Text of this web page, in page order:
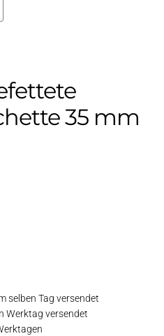
35 mm
selben Tag versendet
Werktag versendet